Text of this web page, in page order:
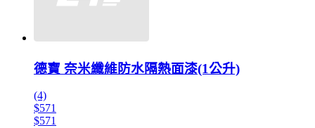
德寶 奈米纖維防水隔熱面漆(1公升)
(4)
$571
$571